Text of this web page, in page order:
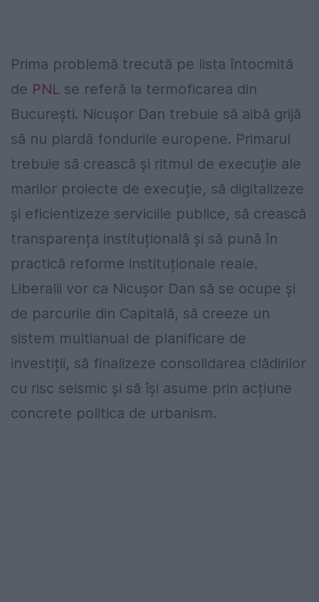
Prima problemă trecută pe lista întocmită
de PNL se referă la termoficarea din
București. Nicușor Dan trebuie să aibă grijă
să nu piardă fondurile europene. Primarul
trebuie să crească și ritmul de execuție ale
marilor proiecte de execuție, să digitalizeze
și eficientizeze serviciile publice, să crească
transparența instituțională și să pună în
practică reforme instituționale reale.
Liberalii vor ca Nicușor Dan să se ocupe și
de parcurile din Capitală, să creeze un
sistem multianual de planificare de
investiții, să finalizeze consolidarea clădirilor
cu risc seismic și să își asume prin acțiune
concrete politica de urbanism.